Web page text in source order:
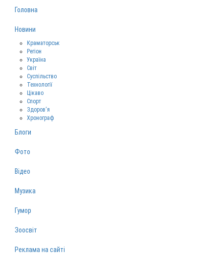
Головна
Новини
Краматорськ
Регіон
Україна
Світ
Суспільство
Технології
Цікаво
Спорт
Здоров‘я
Хронограф
Блоги
Фото
Відео
Музика
Гумор
Зоосвіт
Реклама на сайті